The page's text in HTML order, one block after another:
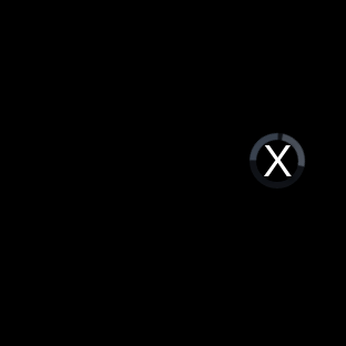
Video
Player
loading.